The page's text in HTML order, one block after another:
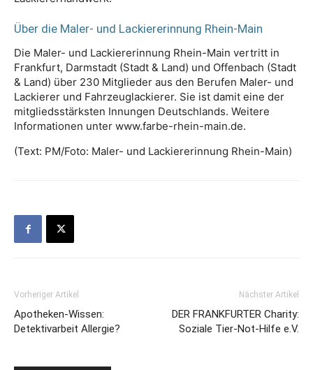
Über die Maler- und Lackiererinnung Rhein-Main
Die Maler- und Lackiererinnung Rhein-Main vertritt in
Frankfurt, Darmstadt (Stadt & Land) und Offenbach (Stadt
& Land) über 230 Mitglieder aus den Berufen Maler- und
Lackierer und Fahrzeuglackierer. Sie ist damit eine der
mitgliedsstärksten Innungen Deutschlands. Weitere
Informationen unter www.farbe-rhein-main.de.
(Text: PM/Foto: Maler- und Lackiererinnung Rhein-Main)
Vorheriger Artikel
Apotheken-Wissen:
Detektivarbeit Allergie?
Nächster Artikel
DER FRANKFURTER Charity:
Soziale Tier-Not-Hilfe e.V.